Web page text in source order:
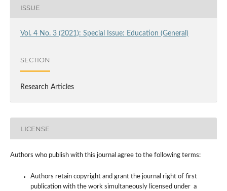
ISSUE
Vol. 4 No. 3 (2021): Special Issue: Education (General)
SECTION
Research Articles
LICENSE
Authors who publish with this journal agree to the following terms:
Authors retain copyright and grant the journal right of first
publication with the work simultaneously licensed under a